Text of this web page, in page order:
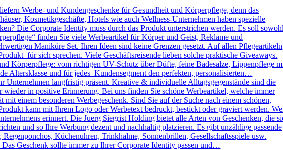
Werbe- und Kundengeschenke für Gesundheit und Körperpflege, denn das
Kosmetikgeschäfte, Hotels wie auch Wellness-Unternehmen haben spezielle
Die Corporate Identity muss durch das Produkt unterstrichen werden. Es soll
finden Sie viele Werbeartikel für Körper und Geist, Reklame und
Maniküre Set. Ihren Ideen sind keine Grenzen gesetzt. Auf allen Pflegeartikeln
für sich sprechen. Viele Geschäftsreisende lieben solche praktische Giveaways.
Körperpflege: vom richtigen UV-Schutz über Düfte, feine Badesalze, Lippenpflege
Altersklasse und für jedes Kundensegment den perfekten, personalisierten…
langfristig präsent. Kreative & individuelle Alltagsgegenstände sind die
in positive Erinnerung. Bei uns finden Sie schöne Werbeartikel, welche immer
einem besonderen Werbegeschenk. Sind Sie auf der Suche nach einem schönen,
kann mit Ihrem Logo oder Werbetext bedruckt, bestickt oder graviert werden.
erinnert. Die Juerg Siegrist Holding bietet alle Arten von Geschenken, die
und so Ihre Werbung dezent und nachhaltig platzieren. Es gibt unzählige passende
Küchenuhren, Trinkhalme, Sonnenbrillen, Gesellschaftsspiele usw.
Geschenk sollte immer zu Ihrer Corporate Identity passen und…